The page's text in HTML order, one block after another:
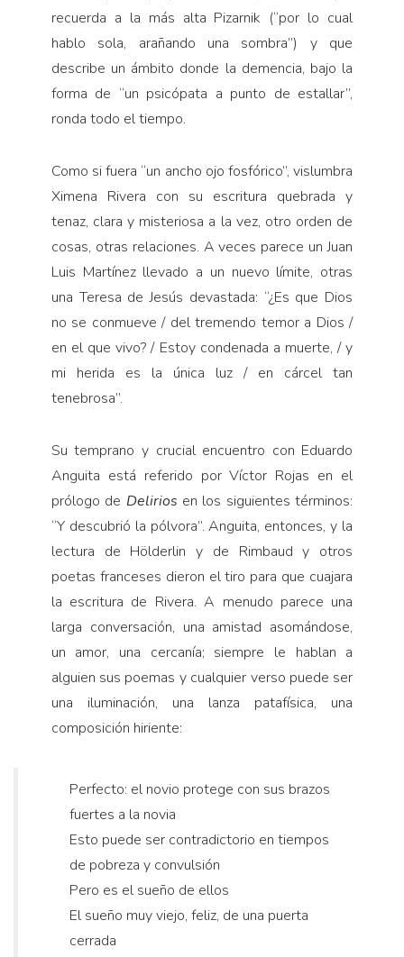
recuerda a la más alta Pizarnik (“por lo cual
hablo sola, arañando una sombra”) y que
describe un ámbito donde la demencia, bajo la
forma de “un psicópata a punto de estallar”,
ronda todo el tiempo.
Como si fuera “un ancho ojo fosfórico”, vislumbra
Ximena Rivera con su escritura quebrada y
tenaz, clara y misteriosa a la vez, otro orden de
cosas, otras relaciones. A veces parece un Juan
Luis Martínez llevado a un nuevo límite, otras
una Teresa de Jesús devastada: “¿Es que Dios
no se conmueve / del tremendo temor a Dios /
en el que vivo? / Estoy condenada a muerte, / y
mi herida es la única luz / en cárcel tan
tenebrosa”.
Su temprano y crucial encuentro con Eduardo
Anguita está referido por Víctor Rojas en el
prólogo de Delirios en los siguientes términos:
“Y descubrió la pólvora”. Anguita, entonces, y la
lectura de Hölderlin y de Rimbaud y otros
poetas franceses dieron el tiro para que cuajara
la escritura de Rivera. A menudo parece una
larga conversación, una amistad asomándose,
un amor, una cercanía; siempre le hablan a
alguien sus poemas y cualquier verso puede ser
una iluminación, una lanza patafísica, una
composición hiriente:
Perfecto: el novio protege con sus brazos
fuertes a la novia
Esto puede ser contradictorio en tiempos
de pobreza y convulsión
Pero es el sueño de ellos
El sueño muy viejo, feliz, de una puerta
cerrada